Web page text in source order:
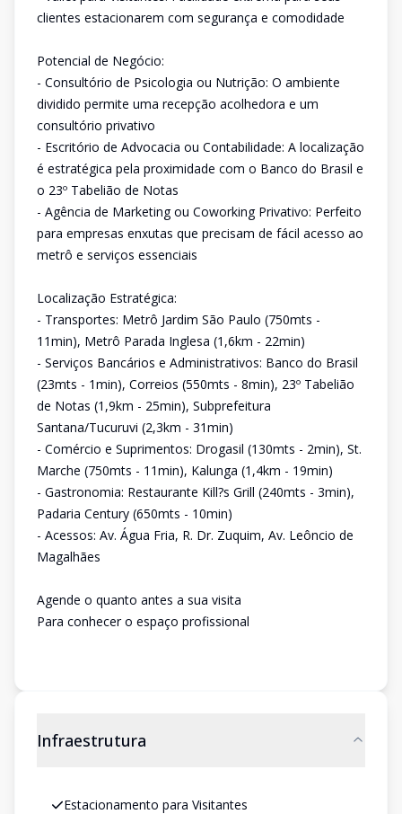
clientes estacionarem com segurança e comodidade
Potencial de Negócio:
- Consultório de Psicologia ou Nutrição: O ambiente
dividido permite uma recepção acolhedora e um
consultório privativo
- Escritório de Advocacia ou Contabilidade: A localização
é estratégica pela proximidade com o Banco do Brasil e
o 23º Tabelião de Notas
- Agência de Marketing ou Coworking Privativo: Perfeito
para empresas enxutas que precisam de fácil acesso ao
metrô e serviços essenciais
Localização Estratégica:
- Transportes: Metrô Jardim São Paulo (750mts -
11min), Metrô Parada Inglesa (1,6km - 22min)
- Serviços Bancários e Administrativos: Banco do Brasil
(23mts - 1min), Correios (550mts - 8min), 23º Tabelião
de Notas (1,9km - 25min), Subprefeitura
Santana/Tucuruvi (2,3km - 31min)
- Comércio e Suprimentos: Drogasil (130mts - 2min), St.
Marche (750mts - 11min), Kalunga (1,4km - 19min)
- Gastronomia: Restaurante Kill?s Grill (240mts - 3min),
Padaria Century (650mts - 10min)
- Acessos: Av. Água Fria, R. Dr. Zuquim, Av. Leôncio de
Magalhães
Agende o quanto antes a sua visita
Para conhecer o espaço profissional
Infraestrutura
Estacionamento para Visitantes